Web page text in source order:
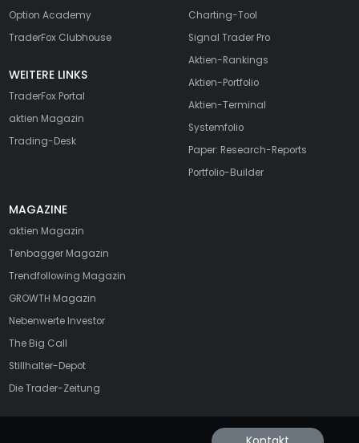
Option Academy
TraderFox Clubhouse
WEITERE LINKS
TraderFox Portal
aktien Magazin
Trading-Desk
Charting-Tool
Signal Trader Pro
Aktien-Rankings
Aktien-Portfolio
Aktien-Terminal
Systemfolio
Paper: Research-Reports
Portfolio-Builder
MAGAZINE
aktien Magazin
Tenbagger Magazin
Trendfollowing Magazin
GROWTH Magazin
Nebenwerte Investor
The Big Call
Stillhalter-Depot
Die Trader-Zeitung